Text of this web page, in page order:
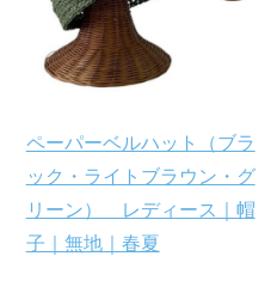
ペーパーベルハット（ブラ
ック・ライトブラウン・グ
リーン） レディース｜帽
子｜無地｜春夏